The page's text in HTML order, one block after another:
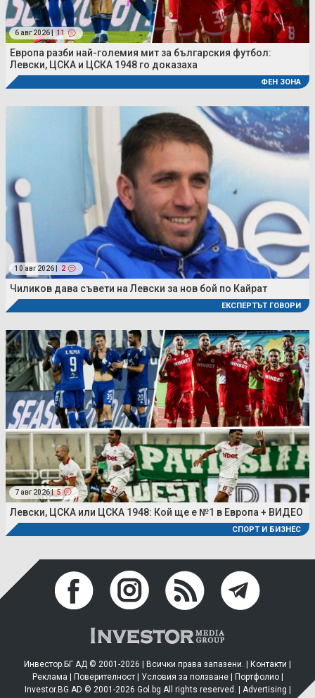
6 авг 2026 | 11
Европа разби най-големия мит за българския футбол:
Левски, ЦСКА и ЦСКА 1948 го доказаха
ФЕН ЗОНА
10 авг 2026 | 2
Чиликов дава съвети на Левски за нов бой по Кайрат
ЕКСПЕРТЪТ ГОВОРИ
7 авг 2026 | 5
Левски, ЦСКА или ЦСКА 1948: Кой ще е №1 в Европа + ВИДЕО
СПОРТ И БИЗНЕС
Инвестор.БГ АД © 2001-2026 | Всички права запазени. | Контакти |
Реклама | Поверителност| Условия за ползване| Портфолио|
Investor.BG AD © 2001-2026 Gol.bg All rights reserved. | Advertising |